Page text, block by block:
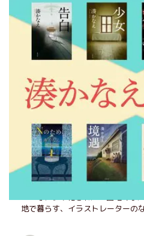
湊かなえ 双葉社全作品が
ランキング
週間
1 試し読み
また団地の
また、あのふたりに会える――。
NHKでドラマ化された『団地の
地で暮らす、イラストレーターの